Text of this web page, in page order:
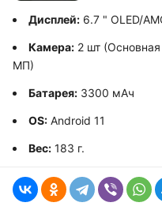
Дисплей: 6.7 " OLED/
Камера: 2 шт
МП)
Батарея: 3300 мАч
OS: Android 11
Вес: 183 г.